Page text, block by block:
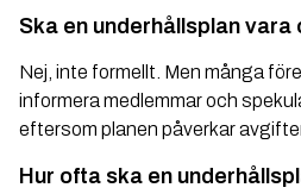
Ska en underhållsplan vara
Nej, inte formellt. Men många
informera medlemmar och
eftersom planen påverkar
Hur ofta ska en